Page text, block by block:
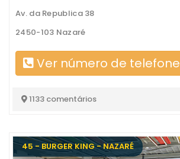
Av. da Republica 38
2450-103 Nazaré
Ver número de telefone
1133 comentários
45 - BURGER KING - NAZARÉ